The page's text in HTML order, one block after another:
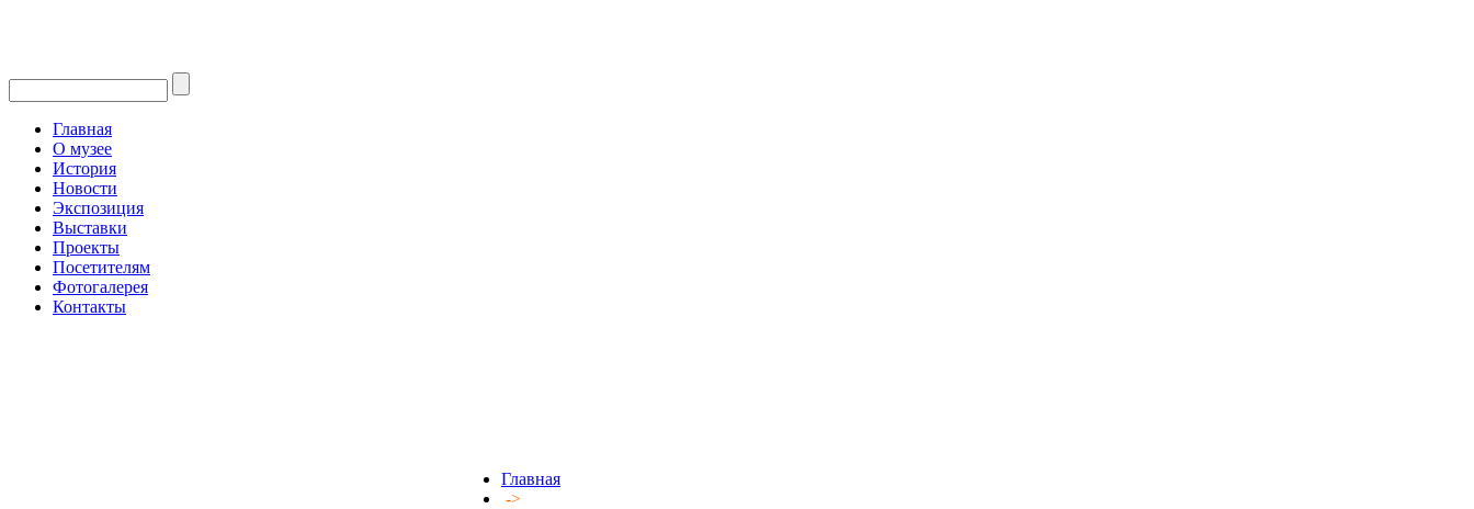
Главная
О музее
История
Новости
Экспозиция
Выставки
Проекты
Посетителям
Фотогалерея
Контакты
Главная
->